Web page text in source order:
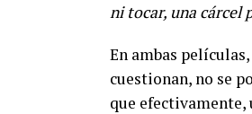
ni tocar, una cárcel
En ambas
cuestionan, no se
que efectivamente,